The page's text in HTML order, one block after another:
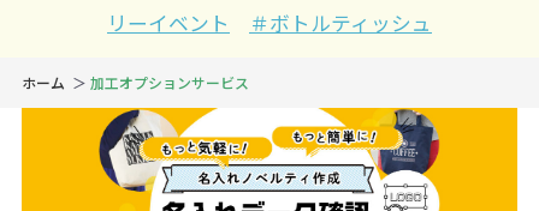
リーイベント
＃ボトルティッシュ
ホーム 加工オプションサービス